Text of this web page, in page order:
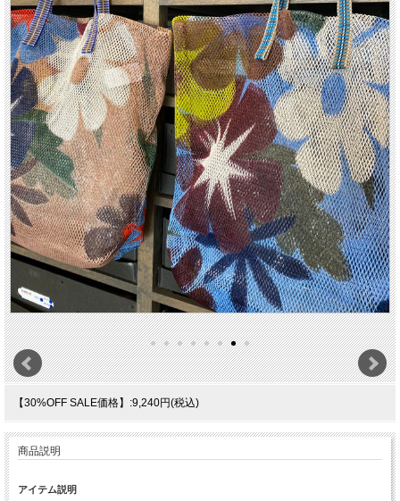
【30%OFF SALE価格】:9,240円(税込)
商品説明
アイテム説明